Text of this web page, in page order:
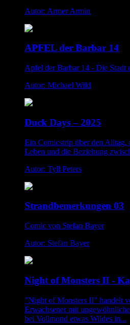
Autor: Armer Armin
APFEL der Barbar 14
Apfel der Barbar 14 - Die Stadt
Autor: Michael Wild
Duck Days – 2025
Ein Comicstrip über den Alltag,
Leben und die Beziehung
Autor: Tyll Peters
Strandbemerkungen 03
Comic von Stefan Bayer
Autor: Stefan Bayer
Night of Monsters II -
"Night of Monsters II" handelt
Erwachsener mit
bei Vollmond etwas Wildes in...